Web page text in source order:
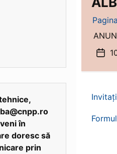
Dată
în
doresc să
prin